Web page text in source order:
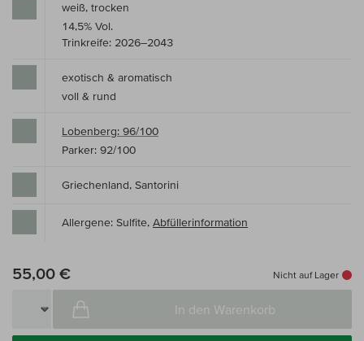
weiß, trocken
14,5% Vol.
Trinkreife: 2026–2043
exotisch & aromatisch
voll & rund
Lobenberg: 96/100
Parker: 92/100
Griechenland, Santorini
Allergene: Sulfite, Abfüllerinformation
55,00 € Nicht auf Lager
In den Warenkorb